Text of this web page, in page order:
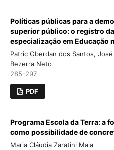
Políticas públicas para a
superior público: o registro
especialização em Educação
Patric Oberdan dos Santos,
Bezerra Neto
285-297
PDF
Programa Escola da Terra: a
como possibilidade de
Maria Cláudia Zaratini Maia